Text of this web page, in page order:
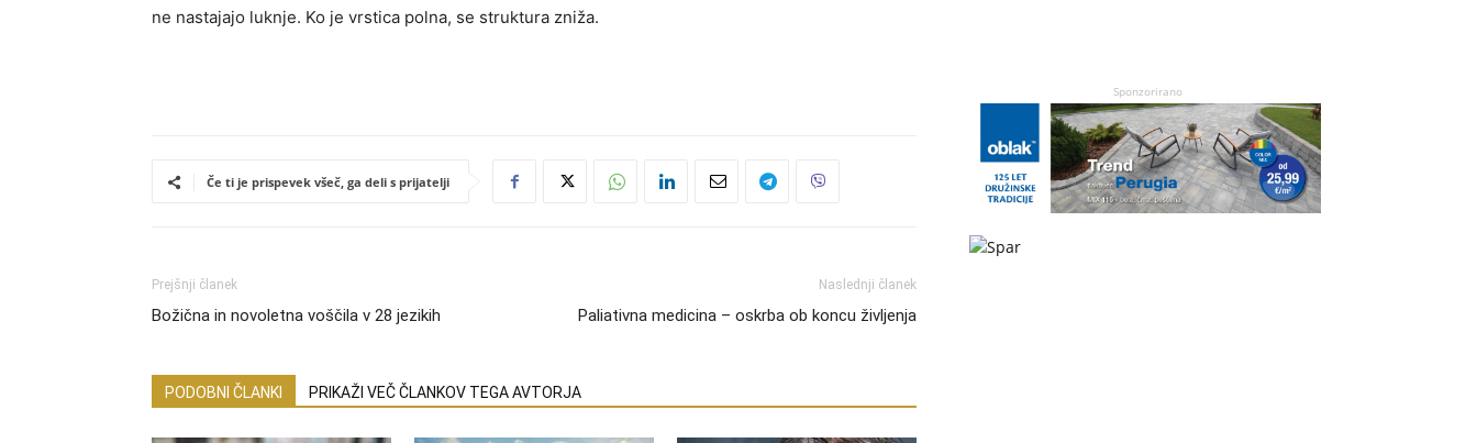
ne nastajajo luknje. Ko je vrstica polna, se struktura zniža.
Če ti je prispevek všeč, ga deli s prijatelji
Prejšnji članek
Božična in novoletna voščila v 28 jezikih
Naslednji članek
Paliativna medicina – oskrba ob koncu življenja
PODOBNI ČLANKI PRIKAŽI VEČ ČLANKOV TEGA AVTORJA
Sponzorirano